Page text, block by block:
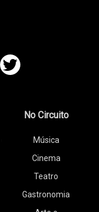
No Circuito
Música
Cinema
Teatro
Gastronomia